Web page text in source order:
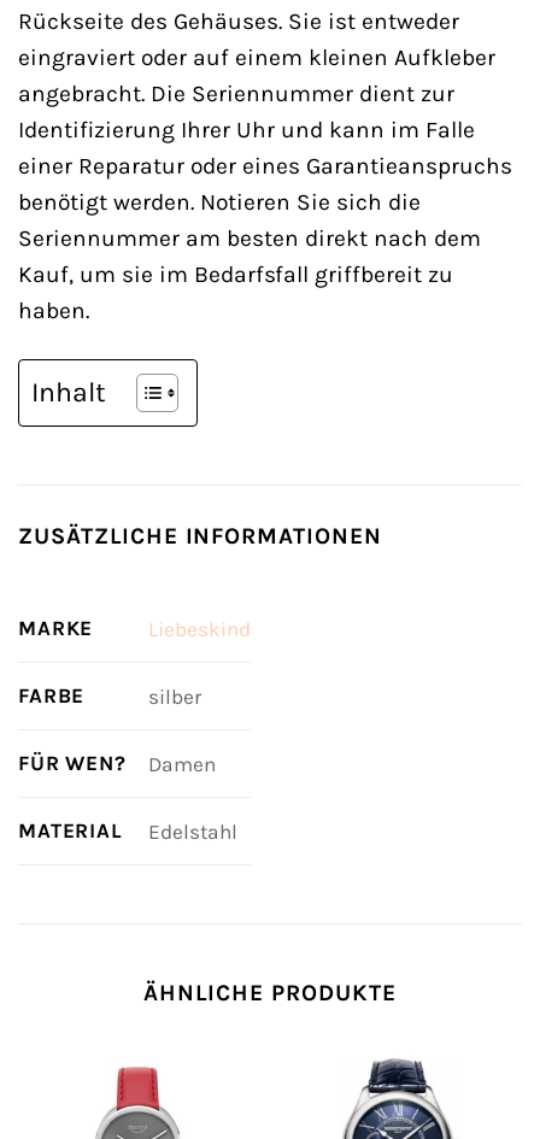
Rückseite des Gehäuses. Sie ist entweder
eingraviert oder auf einem kleinen Aufkleber
angebracht. Die Seriennummer dient zur
Identifizierung Ihrer Uhr und kann im Falle
einer Reparatur oder eines Garantieanspruchs
benötigt werden. Notieren Sie sich die
Seriennummer am besten direkt nach dem
Kauf, um sie im Bedarfsfall griffbereit zu
haben.
Inhalt
ZUSÄTZLICHE INFORMATIONEN
MARKE Liebeskind
FARBE silber
FÜR WEN? Damen
MATERIAL Edelstahl
ÄHNLICHE PRODUKTE